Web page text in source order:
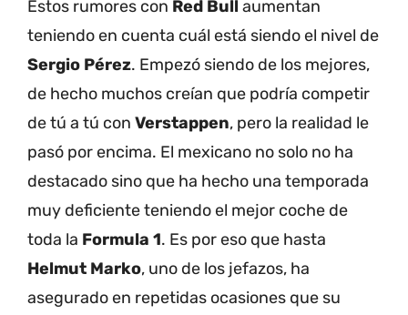
Estos rumores con Red Bull aumentan
teniendo en cuenta cuál está siendo el nivel de
Sergio Pérez. Empezó siendo de los mejores,
de hecho muchos creían que podría competir
de tú a tú con Verstappen, pero la realidad le
pasó por encima. El mexicano no solo no ha
destacado sino que ha hecho una temporada
muy deficiente teniendo el mejor coche de
toda la Formula 1. Es por eso que hasta
Helmut Marko, uno de los jefazos, ha
asegurado en repetidas ocasiones que su